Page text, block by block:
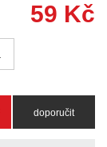
59 Kč
doporučit